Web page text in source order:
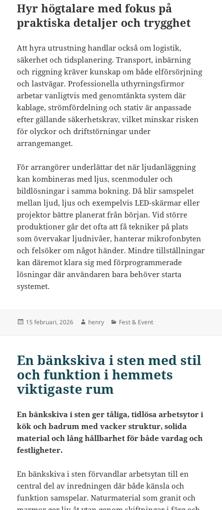
Hyr högtalare med fokus på
praktiska detaljer och trygghet
Att hyra utrustning handlar också om logistik,
säkerhet och tidsplanering. Transport, inbärning
och riggning kräver kunskap om både elförsörjning
och lastvägar. Professionella uthyrningsfirmor
arbetar vanligtvis med genomtänkta system där
kablage, strömfördelning och stativ är anpassade
efter gällande säkerhetskrav, vilket minskar risken
för olyckor och driftstörningar under
arrangemanget.
För arrangörer underlättar det när ljudanläggning
kan kombineras med ljus, scenmoduler och
bildlösningar i samma bokning. Då blir samspelet
mellan ljud, ljus och exempelvis LED-skärmar eller
projektor bättre planerat från början. Vid större
produktioner går det ofta att få tekniker på plats
som övervakar ljudnivåer, hanterar mikrofonbyten
och felsöker om något händer. Mindre tillställningar
kan däremot klara sig med förprogrammerade
lösningar där användaren bara behöver starta
systemet.
Postat
15 februari, 2026 Författare
henry Kategorier
Fest & Event
En bänkskiva i sten med stil
och funktion i hemmets
viktigaste rum
En bänkskiva i sten ger tåliga, tidlösa arbetsytor i
kök och badrum med vacker struktur, solida
material och lång hållbarhet för både vardag och
festligheter.
En bänkskiva i sten förvandlar arbetsytan till en
central del av inredningen där både känsla och
funktion samspelar. Naturmaterial som granit och